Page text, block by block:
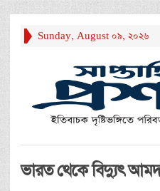
Sunday, August 09, 2026
ভারত থেকে বিদ্যুৎ